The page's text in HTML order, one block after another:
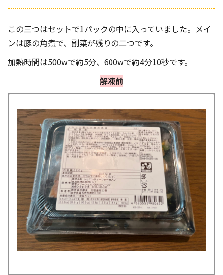
この三つはセットで1パックの中に入っていました。メイ
ンは豚の角煮で、副菜が残りの二つです。
加熱時間は500wで約5分、600wで約4分10秒です。
解凍前